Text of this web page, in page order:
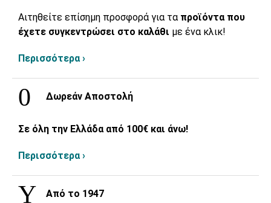
Αιτηθείτε επίσημη προσφορά για τα προϊόντα που
έχετε συγκεντρώσει στο καλάθι με ένα κλικ!
Περισσότερα ›
Δωρεάν Αποστολή
Σε όλη την Ελλάδα από 100€ και άνω!
Περισσότερα ›
Από το 1947